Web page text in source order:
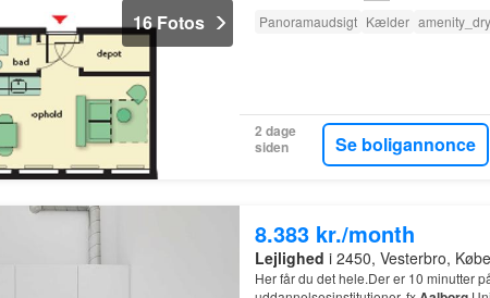
16 Fotos
Panoramaudsigt Kælder
2 dage
siden
Se boligannonce
8.383 kr./month
Lejlighed i 2450, Vesterbro,
Her får du det hele.Der er 10 minutter